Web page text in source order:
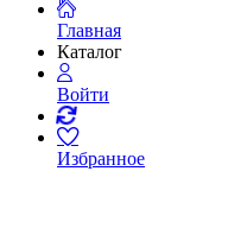
Главная
Каталог
Войти
Избранное